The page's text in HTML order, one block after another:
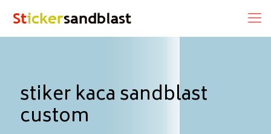
stiker kaca sandblast
custom